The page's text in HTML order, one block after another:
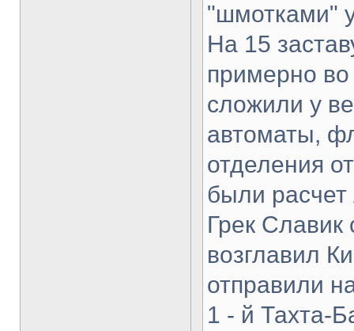
"шмотками"
На 15
примерно
сложили у
автоматы,
отделения
были
Грек
возглавил
отправили
1 - й Тахта-